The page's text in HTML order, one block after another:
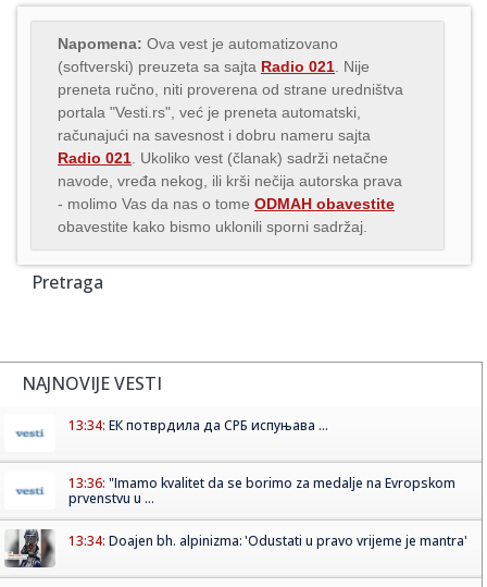
Napomena: Ova vest je automatizovano
(softverski) preuzeta sa sajta Radio 021 . Nije
preneta ručno, niti proverena od strane uredništva
portala "Vesti.rs", već je preneta automatski,
računajući na savesnost i dobru nameru sajta
Radio 021 . Ukoliko vest (članak) sadrži netačne
navode, vređa nekog, ili krši nečija autorska prava
- molimo Vas da nas o tome ODMAH obavestite
obavestite kako bismo uklonili sporni sadržaj.
Pretraga
NAJNOVIJE VESTI
13:34: ЕК потврдила да СРБ испуњава ...
13:36: "Imamo kvalitet da se borimo za medalje na Evropskom
prvenstvu u ...
13:34: Doajen bh. alpinizma: 'Odustati u pravo vrijeme je mantra'